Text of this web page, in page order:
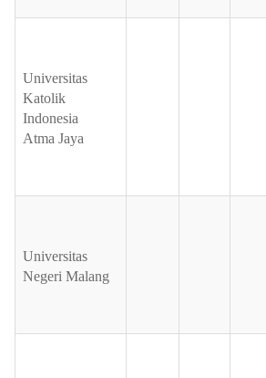
Universitas
Katolik
Indonesia
Atma Jaya
Universitas
Negeri Malang